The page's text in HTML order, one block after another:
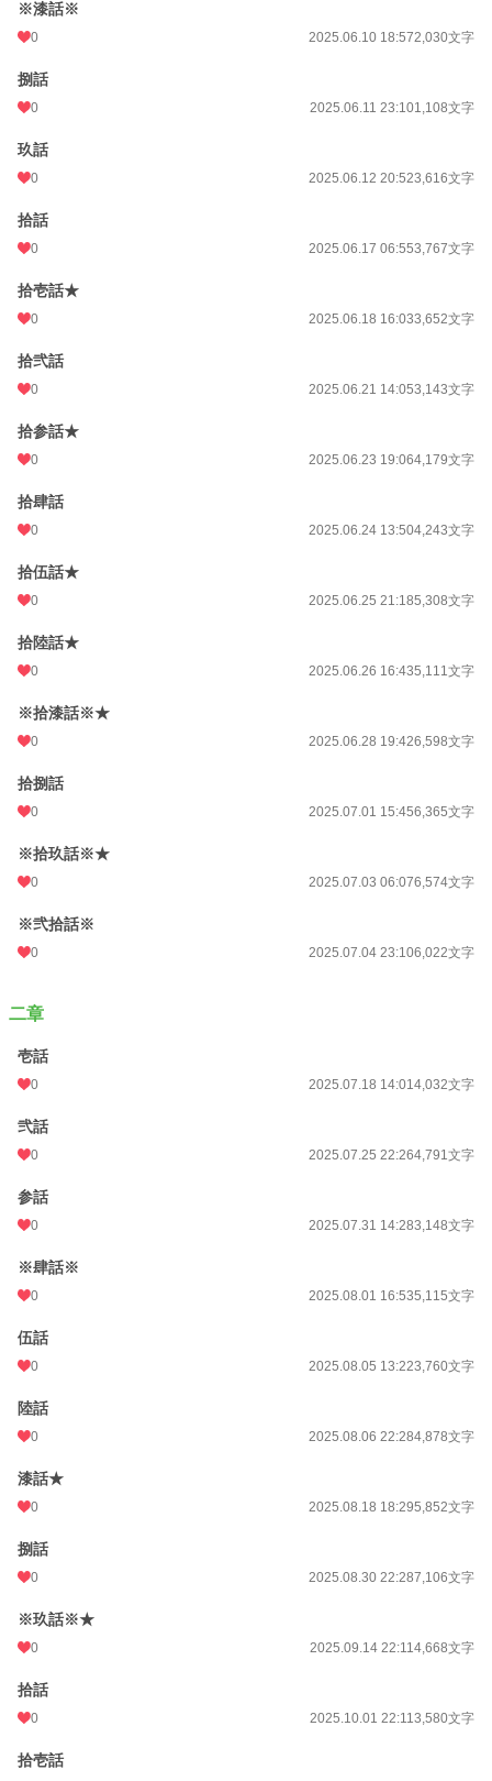
更新日時
週間ポイント
月間ポイント
年間ポイント
累計ポイント
※漆話※
0 2025.06.10 18:572,030文字
捌話
0 2025.06.11 23:101,108文字
玖話
0 2025.06.12 20:523,616文字
拾話
0 2025.06.17 06:553,767文字
拾壱話★
0 2025.06.18 16:033,652文字
拾弐話
0 2025.06.21 14:053,143文字
拾参話★
0 2025.06.23 19:064,179文字
拾肆話
0 2025.06.24 13:504,243文字
拾伍話★
0 2025.06.25 21:185,308文字
拾陸話★
0 2025.06.26 16:435,111文字
※拾漆話※★
0 2025.06.28 19:426,598文字
拾捌話
0 2025.07.01 15:456,365文字
※拾玖話※★
0 2025.07.03 06:076,574文字
※弐拾話※
0 2025.07.04 23:106,022文字
二章
壱話
0 2025.07.18 14:014,032文字
弐話
0 2025.07.25 22:264,791文字
参話
0 2025.07.31 14:283,148文字
※肆話※
0 2025.08.01 16:535,115文字
伍話
0 2025.08.05 13:223,760文字
陸話
0 2025.08.06 22:284,878文字
漆話★
0 2025.08.18 18:295,852文字
捌話
0 2025.08.30 22:287,106文字
※玖話※★
0 2025.09.14 22:114,668文字
拾話
0 2025.10.01 22:113,580文字
拾壱話